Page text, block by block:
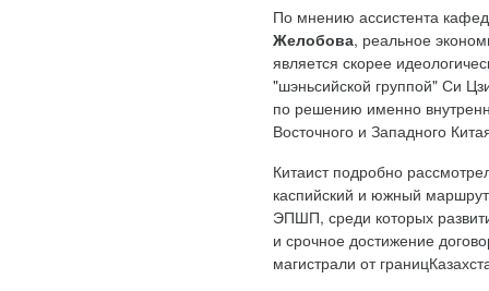
По мнению ассистента
Желобова, реальное
является скорее
"шэньсийской группой" Си
по решению именно
Восточного и Западного
Китаист подробно
каспийский и южный
ЭПШП, среди которых
и срочное достижение
магистрали от